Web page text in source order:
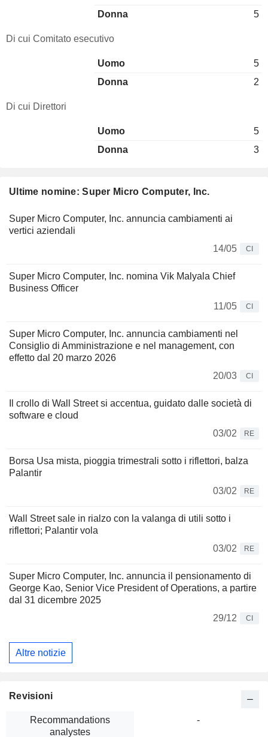
Ultime nomine: Super Micro Computer, Inc.
Super Micro Computer, Inc. annuncia cambiamenti ai
vertici aziendali
14/05
CI
Super Micro Computer, Inc. nomina Vik Malyala Chief
Business Officer
11/05
CI
Super Micro Computer, Inc. annuncia cambiamenti nel
Consiglio di Amministrazione e nel management, con
effetto dal 20 marzo 2026
20/03
CI
Il crollo di Wall Street si accentua, guidato dalle società di
software e cloud
03/02
RE
Borsa Usa mista, pioggia trimestrali sotto i riflettori, balza
Palantir
03/02
RE
Wall Street sale in rialzo con la valanga di utili sotto i
riflettori; Palantir vola
03/02
RE
Super Micro Computer, Inc. annuncia il pensionamento di
George Kao, Senior Vice President of Operations, a partire
dal 31 dicembre 2025
29/12
CI
Altre notizie
Donna
5
Di cui Comitato esecutivo
Uomo
5
Donna
2
Di cui Direttori
Uomo
5
Donna
3
Revisioni
Recommandations
analystes
-